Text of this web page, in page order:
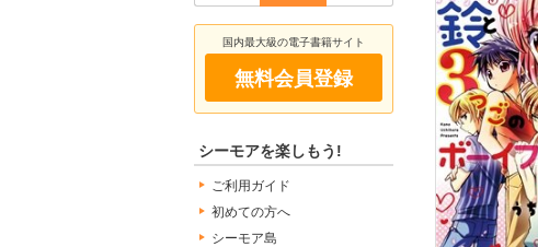
国内最大級の電子書籍サイト
無料会員登録
シーモアを楽しもう!
ご利用ガイド
初めての方へ
シーモア島